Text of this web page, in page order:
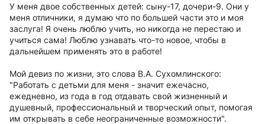
У меня двое собственных детей: сыну-17, дочери-9. Они у
меня отличники, я думаю что по большей части это и моя
заслуга! Я очень люблю учить, но никогда не перестаю и
учиться сама! Люблю узнавать что-то новое, чтобы в
дальнейшем применять это в работе!
Мой девиз по жизни, это слова В.А. Сухомлинского:
"Работать с детьми для меня - значит ежечасно,
ежедневно, из года в год отдавать свой жизненный и
душевный, профессиональный и творческий опыт, помогая
им открывать в себе неограниченные возможности".